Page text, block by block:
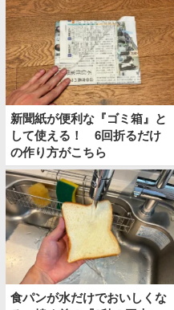
新聞紙が便利な『ゴミ箱』と
して使える！ 6回折るだけ
の作り方がこちら
食パンが水だけでおいしくな